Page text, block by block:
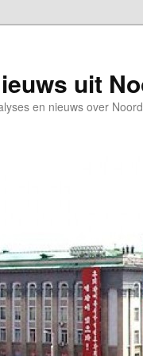
uit
en nieuws over